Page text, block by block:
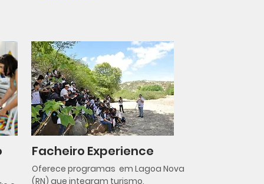
Facheiro Experience
Oferece programas em Lagoa Nova
(RN) que integram turismo,